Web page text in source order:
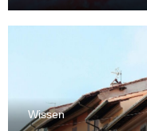
Wissen